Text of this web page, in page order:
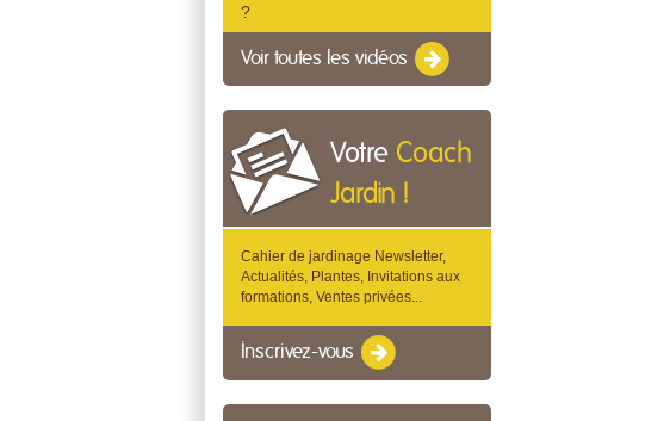
?
Voir toutes les vidéos
Votre Coach
Jardin !
Cahier de jardinage Newsletter,
Actualités, Plantes, Invitations aux
formations, Ventes privées...
Inscrivez-vous